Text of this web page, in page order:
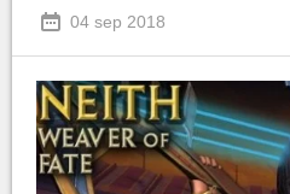
04 sep 2018